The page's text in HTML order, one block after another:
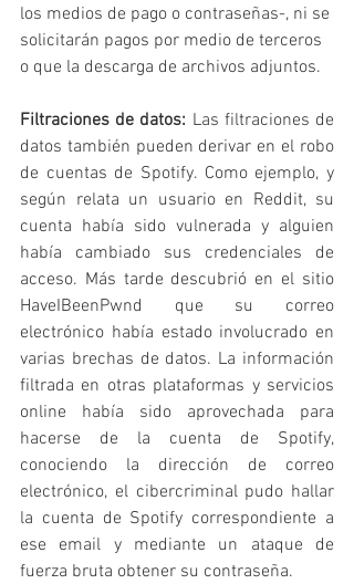
los medios de pago o contraseñas-, ni se
solicitarán pagos por medio de terceros
o que la descarga de archivos adjuntos.
Filtraciones de datos: Las filtraciones de
datos también pueden derivar en el robo
de cuentas de Spotify. Como ejemplo, y
según relata un usuario en Reddit, su
cuenta había sido vulnerada y alguien
había cambiado sus credenciales de
acceso. Más tarde descubrió en el sitio
HaveIBeenPwnd que su correo
electrónico había estado involucrado en
varias brechas de datos. La información
filtrada en otras plataformas y servicios
online había sido aprovechada para
hacerse de la cuenta de Spotify,
conociendo la dirección de correo
electrónico, el cibercriminal pudo hallar
la cuenta de Spotify correspondiente a
ese email y mediante un ataque de
fuerza bruta obtener su contraseña.